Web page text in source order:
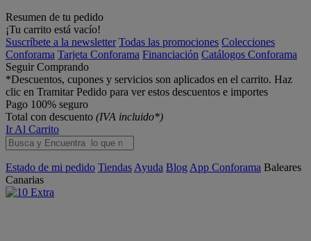
Resumen de tu pedido
¡Tu carrito está vacío!
Suscríbete a la newsletter Todas las promociones Colecciones
Conforama Tarjeta Conforama Financiación Catálogos Conforama
Seguir Comprando
*Descuentos, cupones y servicios son aplicados en el carrito. Haz
clic en Tramitar Pedido para ver estos descuentos e importes
Pago 100% seguro
Total con descuento (IVA incluido*)
Ir Al Carrito
Estado de mi pedido Tiendas Ayuda Blog App Conforama Baleares
Canarias